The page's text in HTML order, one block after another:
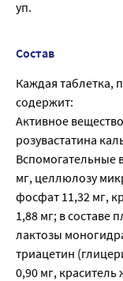
уп.
Состав
Каждая таблетка,
содержит:
Активное
розувастатина
Вспомогательные
мг, целлюлозу
фосфат 11,32 мг,
1,88 мг; в составе
лактозы
триацетин
0,90 мг,